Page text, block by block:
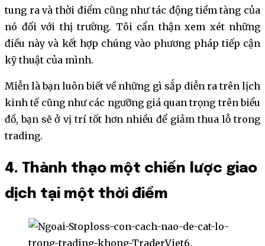
tung ra và thời điểm cũng như tác động tiềm tàng của
nó đối với thị trường. Tôi cẩn thận xem xét những
điều này và kết hợp chúng vào phương pháp tiếp cận
kỹ thuật của mình.
Miễn là bạn luôn biết về những gì sắp diễn ra trên lịch
kinh tế cũng như các ngưỡng giá quan trọng trên biểu
đồ, bạn sẽ ở vị trí tốt hơn nhiều để giảm thua lỗ trong
trading.
4. Thành thạo một chiến lược giao
dịch tại một thời điểm